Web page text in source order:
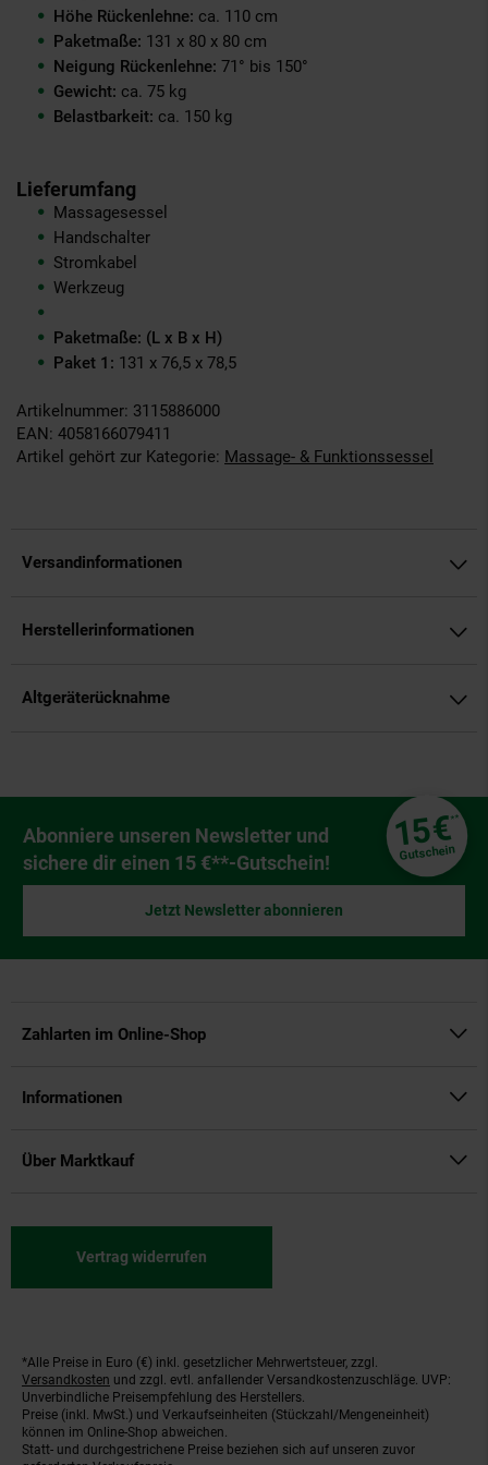
Höhe Rückenlehne: ca. 110 cm
Paketmaße: 131 x 80 x 80 cm
Neigung Rückenlehne: 71° bis 150°
Gewicht: ca. 75 kg
Belastbarkeit: ca. 150 kg
Lieferumfang
Massagesessel
Handschalter
Stromkabel
Werkzeug
Paketmaße: (L x B x H)
Paket 1: 131 x 76,5 x 78,5
Artikelnummer: 3115886000
EAN: 4058166079411
Artikel gehört zur Kategorie: Massage- & Funktionssessel
Versandinformationen
Herstellerinformationen
Altgeräterücknahme
Newsletter Anmeldung
Abonniere unseren Newsletter und
sichere dir einen 15 €**-Gutschein!
15€**
Gutschein
Jetzt Newsletter abonnieren
Zahlarten im Online-Shop
Informationen
Über Marktkauf
Vertrag widerrufen
Fußnoten
*Alle Preise in Euro (€) inkl. gesetzlicher Mehrwertsteuer, zzgl.
Versandkosten und zzgl. evtl. anfallender Versandkostenzuschläge. UVP:
Unverbindliche Preisempfehlung des Herstellers.
Preise (inkl. MwSt.) und Verkaufseinheiten (Stückzahl/Mengeneinheit)
können im Online-Shop abweichen.
Statt- und durchgestrichene Preise beziehen sich auf unseren zuvor